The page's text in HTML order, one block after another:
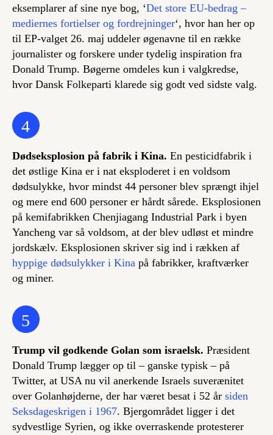
eksemplarer af sine nye bog, ‘Det store EU-bedrag –
mediernes fortielser og fordrejninger‘, hvor han her op
til EP-valget 26. maj uddeler øgenavne til en række
journalister og forskere under tydelig inspiration fra
Donald Trump. Bøgerne omdeles kun i valgkredse,
hvor Dansk Folkeparti klarede sig godt ved sidste valg.
4
Dødseksplosion på fabrik i Kina. En pesticidfabrik i
det østlige Kina er i nat eksploderet i en voldsom
dødsulykke, hvor mindst 44 personer blev sprængt ihjel
og mere end 600 personer er hårdt sårede. Eksplosionen
på kemifabrikken Chenjiagang Industrial Park i byen
Yancheng var så voldsom, at der blev udløst et mindre
jordskælv. Eksplosionen skriver sig ind i rækken af
hyppige dødsulykker i Kina på fabrikker, kraftværker
og miner.
5
Trump vil godkende Golan som israelsk. Præsident
Donald Trump lægger op til – ganske typisk – på
Twitter, at USA nu vil anerkende Israels suverænitet
over Golanhøjderne, der har været besat i 52 år siden
Seksdageskrigen i 1967. Bjergområdet ligger i det
sydvestlige Syrien, og ikke overraskende protesterer